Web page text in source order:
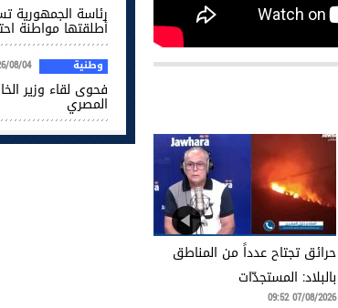
حرائق تجتاح عدداً من المناطق
بالبلاد: المستجدّات
07/08/2026 09:52
رئاسة الجمهورية
أطلقتها مواطنة
وطنية 08/04
فحوى لقاء وزير
المصري